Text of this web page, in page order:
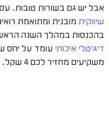
אבל יש גם בשורות טובות.
שיווקית
בהכנסות במהלך השנה
דיגיטלי איכותי
משקיעים מחזיר לכם 4 שקל.